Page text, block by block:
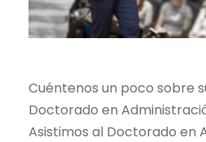
Cuéntenos un poco sobre
Doctorado en
Asistimos al Doctorado en